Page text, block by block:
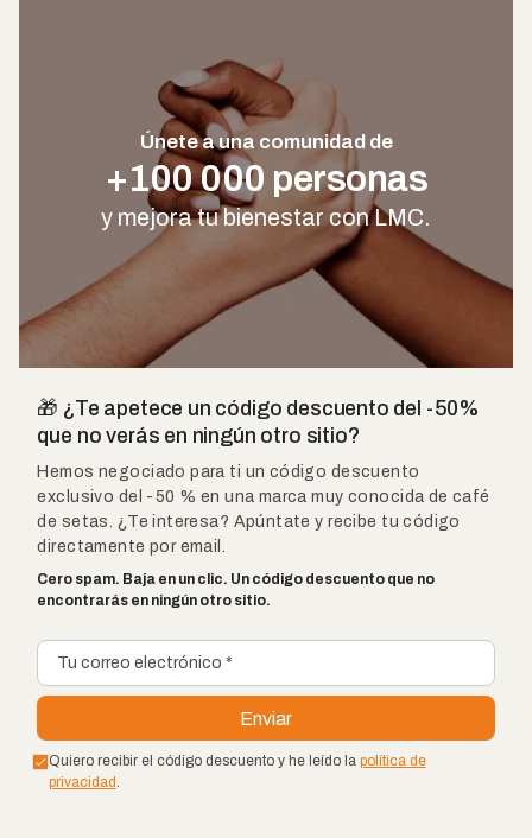
Únete a una comunidad de
+100 000 personas
y mejora tu bienestar con LMC.
🎁 ¿Te apetece un código descuento del -50%
que no verás en ningún otro sitio?
Hemos negociado para ti un código descuento
exclusivo del -50 % en una marca muy conocida de café
de setas. ¿Te interesa? Apúntate y recibe tu código
directamente por email.
Cero spam. Baja en un clic. Un código descuento que no
encontrarás en ningún otro sitio.
Quiero recibir el código descuento y he leído la política de
privacidad .